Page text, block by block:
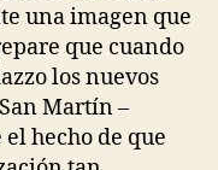
una imagen que
que cuando
los nuevos
Martín –
hecho de que